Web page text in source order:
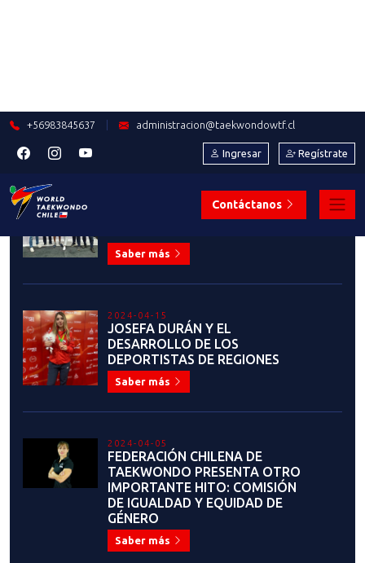
FEDERACIÓN CHILENA DE
TAEKWONDO Y LA PATU
FEDERACIÓN CHILENA DE
NUEVO Y MODERNO SERVICIO DE
MEMBRESÍAS Y CERTIFICADOS DE
GRADO
2023-07-19
¡ANUNCIO IMPORTANTE! LIGA
NACIONAL DE TAEKWONDO
Saber más
2023-07-13
¡Estamos en busca de
auspiciadores comprometidos
para apoyar y fortalecer el
desarrollo del taekwondo en